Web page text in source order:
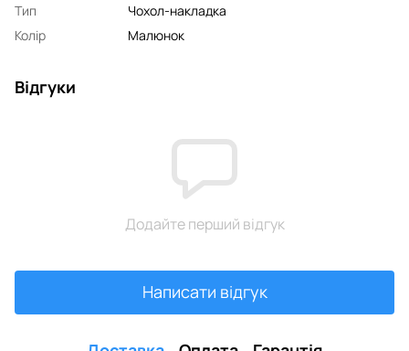
Тип
Чохол-накладка
Колір
Малюнок
Відгуки
Додайте перший відгук
Написати відгук